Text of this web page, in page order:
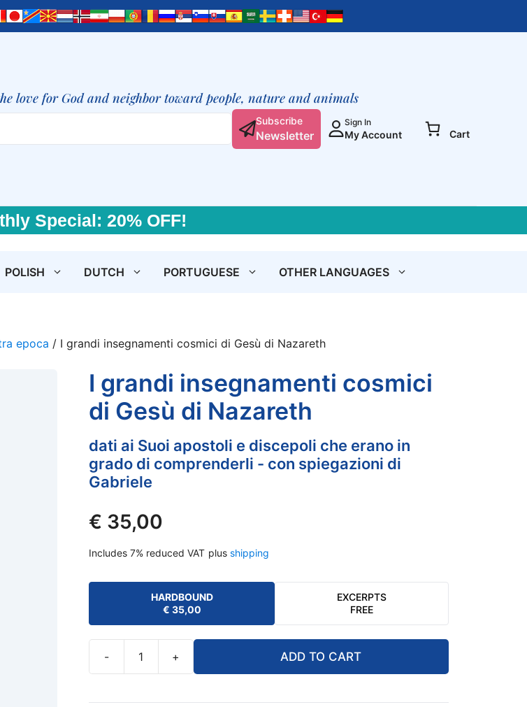
love for God and neighbor toward people, nature and animals
Subscribe
Newsletter
Sign In
My Account Cart
Special: 20% OFF!
POLISH DUTCH PORTUGUESE OTHER LANGUAGES
epoca / I grandi insegnamenti cosmici di Gesù di Nazareth
I grandi insegnamenti cosmici
di Gesù di Nazareth
dati ai Suoi apostoli e discepoli che erano in
grado di comprenderli - con spiegazioni di
Gabriele
€ 35,00
Includes 7% reduced VAT plus shipping
HARDBOUND
€ 35,00
EXCERPTS
FREE
-
insegnamenti
+ ADD TO CART
insegnamenti
cosmici
quantity